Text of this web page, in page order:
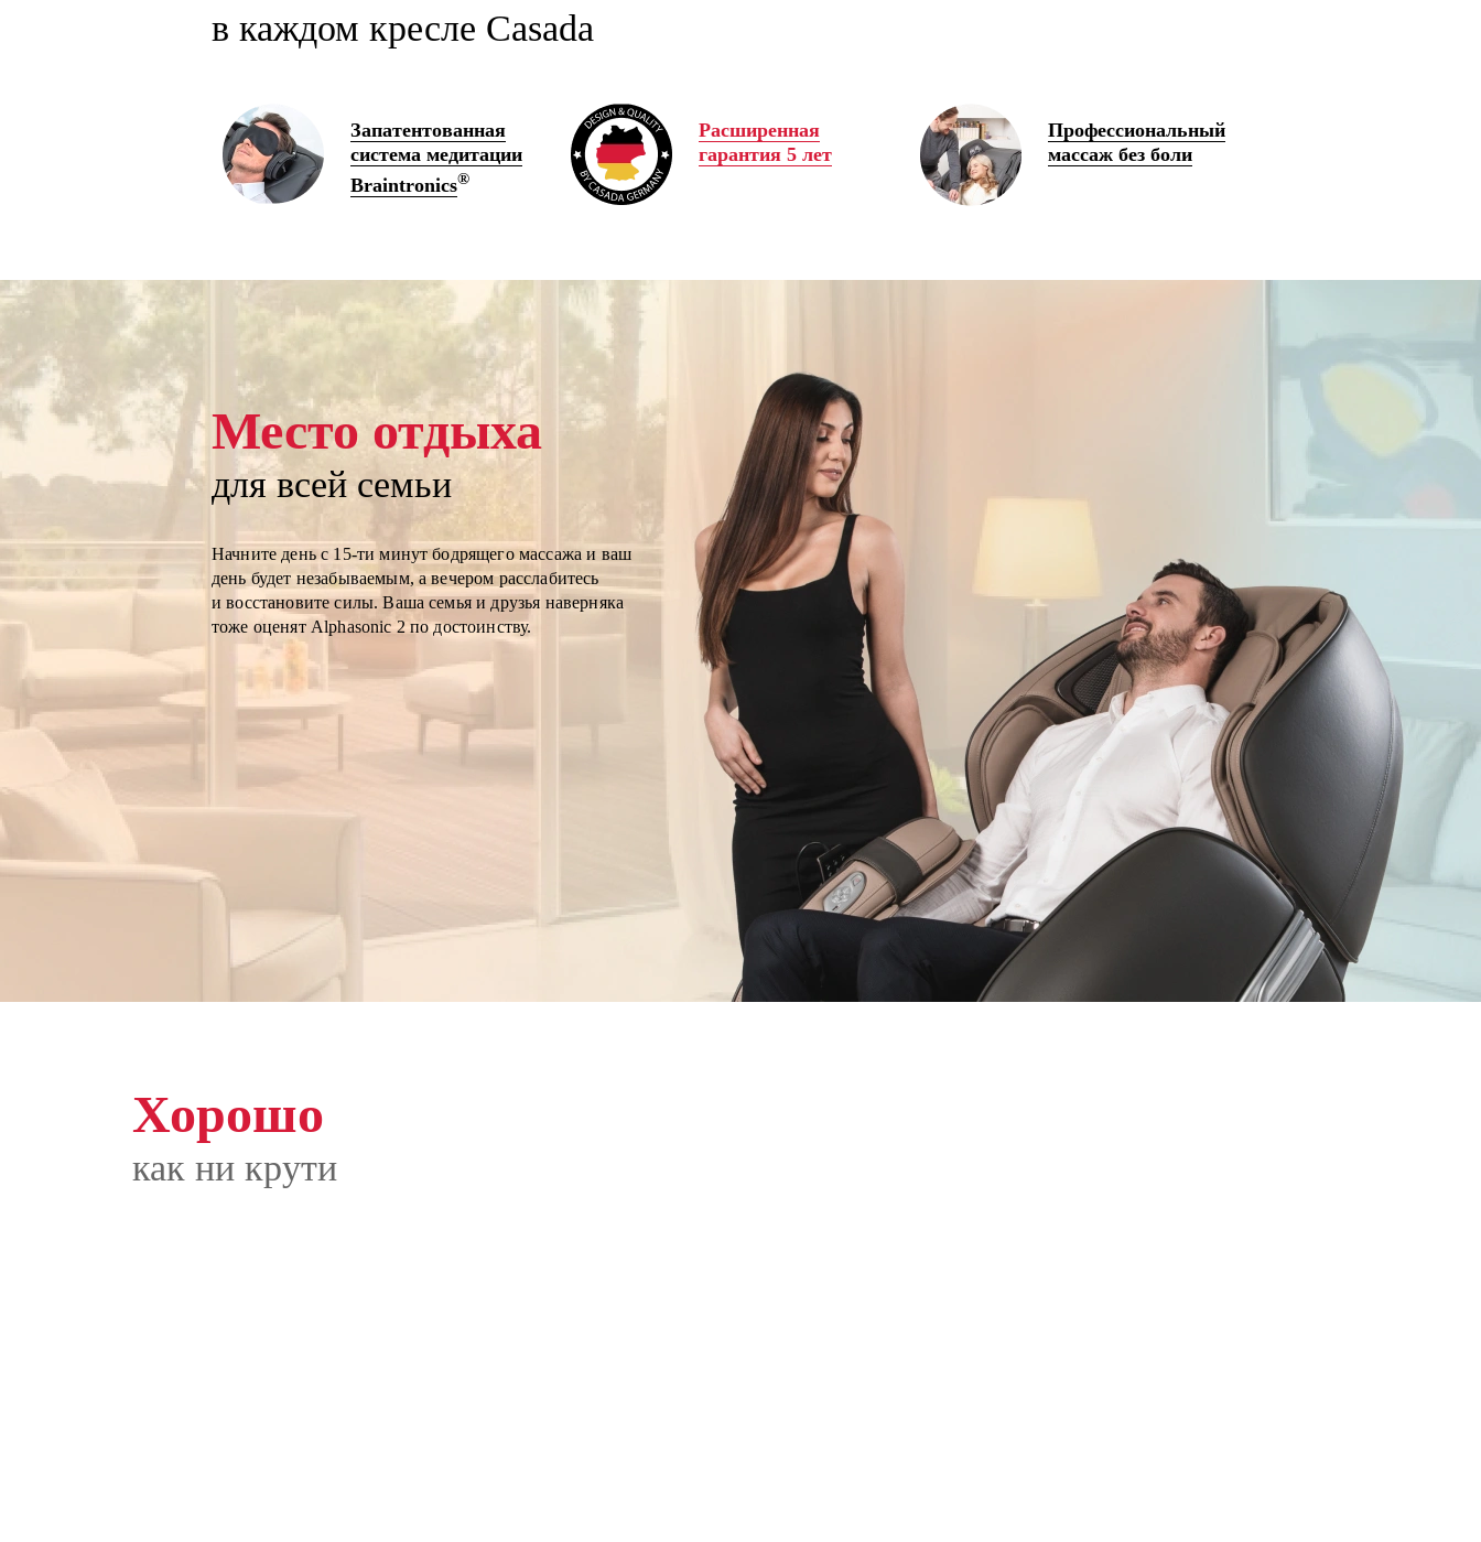
в каждом кресле Casada
Профессиональный
массаж без боли
Расширенная
гарантия 5 лет
Запатентованная
система медитации
Braintronics®
Место отдыха
для всей семьи
Начните день с 15-ти минут бодрящего массажа и ваш
день будет незабываемым, а вечером расслабитесь
и восстановите силы. Ваша семья и друзья наверняка
тоже оценят Alphasonic 2 по достоинству.
Хорошо
как ни крути